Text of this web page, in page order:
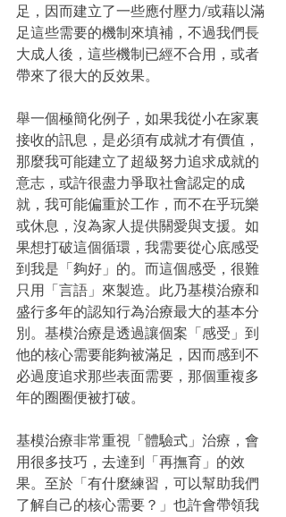
足，因而建立了一些應付壓力/或藉以滿
足這些需要的機制來填補，不過我們長
大成人後，這些機制已經不合用，或者
帶來了很大的反效果。
舉一個極簡化例子，如果我從小在家裏
接收的訊息，是必須有成就才有價值，
那麼我可能建立了超級努力追求成就的
意志，或許很盡力爭取社會認定的成
就，我可能偏重於工作，而不在乎玩樂
或休息，沒為家人提供關愛與支援。如
果想打破這個循環，我需要從心底感受
到我是「夠好」的。而這個感受，很難
只用「言語」來製造。此乃基模治療和
盛行多年的認知行為治療最大的基本分
別。基模治療是透過讓個案「感受」到
他的核心需要能夠被滿足，因而感到不
必過度追求那些表面需要，那個重複多
年的圈圈便被打破。
基模治療非常重視「體驗式」治療，會
用很多技巧，去達到「再撫育」的效
果。至於「有什麼練習，可以幫助我們
了解自己的核心需要？」也許會帶領我